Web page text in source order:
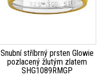
Snubní stříbrný prsten Glowie
pozlacený žlutým zlatem
SHG1089RMGP